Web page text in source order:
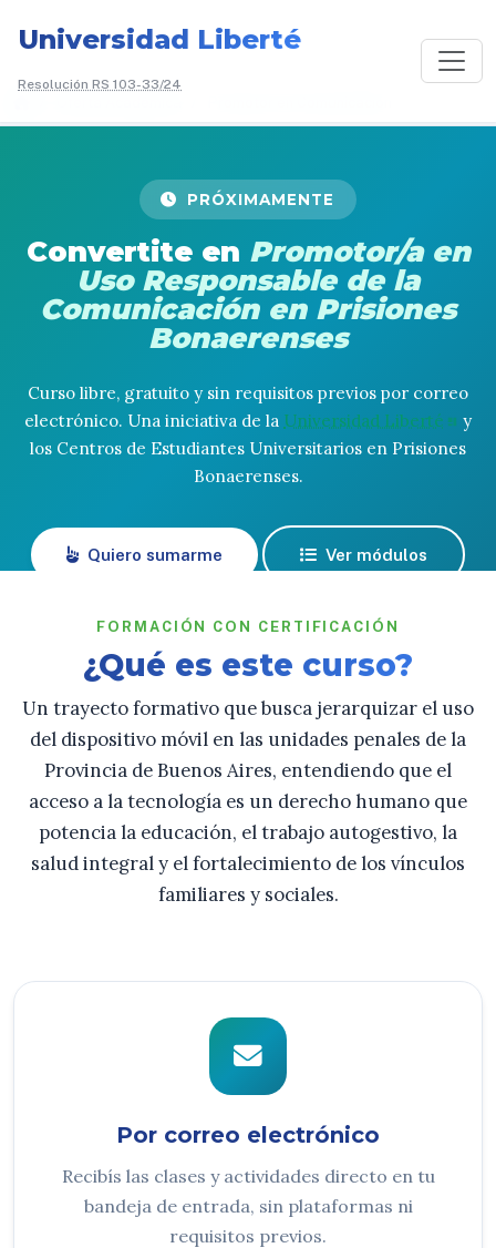
Universidad Liberté
Resolución RS 103-33/24
PRÓXIMAMENTE
Convertite en Promotor/a en
Uso Responsable de la
Comunicación en Prisiones
Bonaerenses
Curso libre, gratuito y sin requisitos previos por correo
electrónico. Una iniciativa de la Universidad Liberté
y
los Centros de Estudiantes Universitarios en Prisiones
Bonaerenses.
Quiero sumarme Ver módulos
FORMACIÓN CON CERTIFICACIÓN
¿Qué es este curso?
Un trayecto formativo que busca jerarquizar el uso
del dispositivo móvil en las unidades penales de la
Provincia de Buenos Aires, entendiendo que el
acceso a la tecnología es un derecho humano que
potencia la educación, el trabajo autogestivo, la
salud integral y el fortalecimiento de los vínculos
familiares y sociales.
Por correo electrónico
Recibís las clases y actividades directo en tu
bandeja de entrada, sin plataformas ni
requisitos previos.